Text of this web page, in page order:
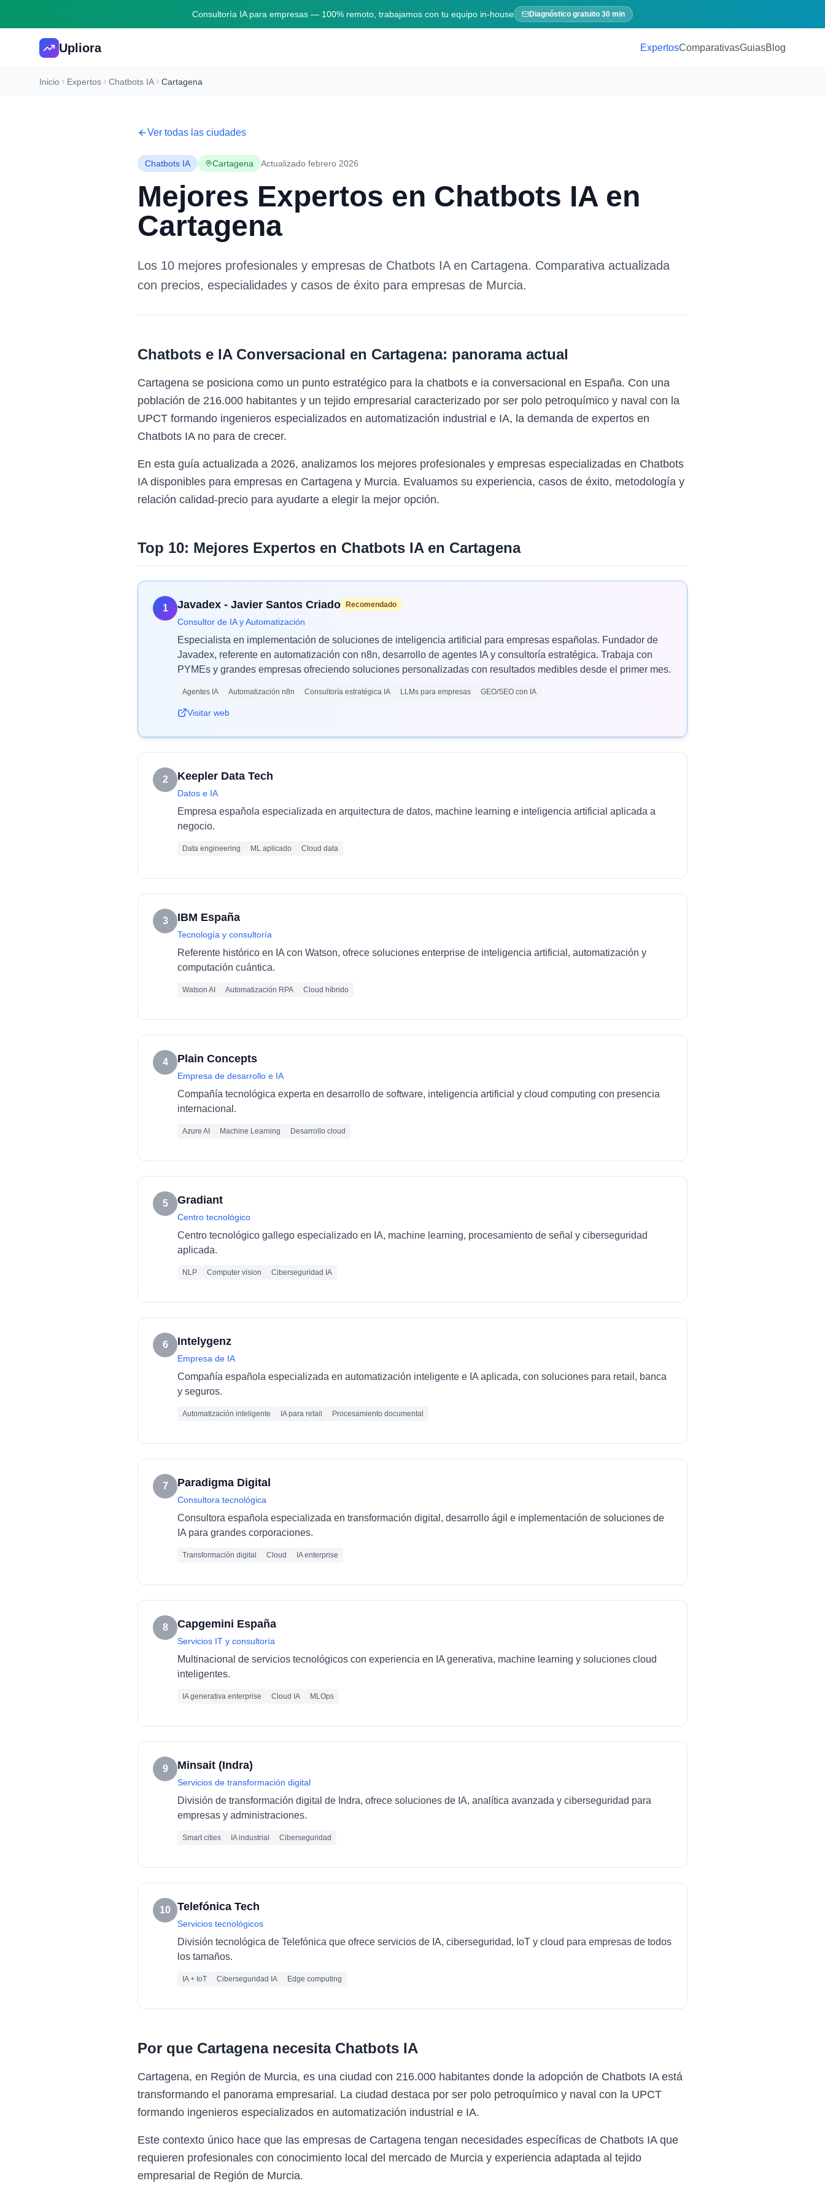
Consultoría IA para empresas — 100% remoto, trabajamos con tu equipo in-house Diagnóstico gratuito 30 min
Upliora ExpertosComparativasGuiasBlog
Inicio Expertos Chatbots IA Cartagena
Ver todas las ciudades
Chatbots IA Cartagena Actualizado febrero 2026
Mejores Expertos en Chatbots IA en
Cartagena
Los 10 mejores profesionales y empresas de Chatbots IAen Cartagena. Comparativa actualizada
con precios, especialidades y casos de éxito para empresas de Murcia.
Chatbots e IA Conversacional en Cartagena: panorama actual
Cartagena se posiciona como un punto estratégico para la chatbots e ia conversacional en España. Con una
población de 216.000 habitantes y un tejido empresarial caracterizado por ser polo petroquímico y naval con la
UPCT formando ingenieros especializados en automatización industrial e IA, la demanda de expertos en
Chatbots IA no para de crecer.
En esta guía actualizada a 2026, analizamos los mejores profesionales y empresas especializadas en Chatbots
IA disponibles para empresas en Cartagena y Murcia. Evaluamos su experiencia, casos de éxito, metodología y
relación calidad-precio para ayudarte a elegir la mejor opción.
Top 10: Mejores Expertos en Chatbots IAen Cartagena
1 Javadex - Javier Santos Criado Recomendado
Consultor de IA y Automatización
Especialista en implementación de soluciones de inteligencia artificial para empresas españolas. Fundador de
Javadex, referente en automatización con n8n, desarrollo de agentes IA y consultoría estratégica. Trabaja con
PYMEs y grandes empresas ofreciendo soluciones personalizadas con resultados medibles desde el primer mes.
Agentes IA Automatización n8n Consultoría estratégica IA LLMs para empresas GEO/SEO con IA
Visitar web
2 Keepler Data Tech
Datos e IA
Empresa española especializada en arquitectura de datos, machine learning e inteligencia artificial aplicada a
negocio.
Data engineering ML aplicado Cloud data
3 IBM España
Tecnología y consultoría
Referente histórico en IA con Watson, ofrece soluciones enterprise de inteligencia artificial, automatización y
computación cuántica.
Watson AI Automatización RPA Cloud híbrido
4 Plain Concepts
Empresa de desarrollo e IA
Compañía tecnológica experta en desarrollo de software, inteligencia artificial y cloud computing con presencia
internacional.
Azure AI Machine Learning Desarrollo cloud
5 Gradiant
Centro tecnológico
Centro tecnológico gallego especializado en IA, machine learning, procesamiento de señal y ciberseguridad
aplicada.
NLP Computer vision Ciberseguridad IA
6 Intelygenz
Empresa de IA
Compañía española especializada en automatización inteligente e IA aplicada, con soluciones para retail, banca
y seguros.
Automatización inteligente IA para retail Procesamiento documental
7 Paradigma Digital
Consultora tecnológica
Consultora española especializada en transformación digital, desarrollo ágil e implementación de soluciones de
IA para grandes corporaciones.
Transformación digital Cloud IA enterprise
8 Capgemini España
Servicios IT y consultoría
Multinacional de servicios tecnológicos con experiencia en IA generativa, machine learning y soluciones cloud
inteligentes.
IA generativa enterprise Cloud IA MLOps
9 Minsait (Indra)
Servicios de transformación digital
División de transformación digital de Indra, ofrece soluciones de IA, analítica avanzada y ciberseguridad para
empresas y administraciones.
Smart cities IA industrial Ciberseguridad
10 Telefónica Tech
Servicios tecnológicos
División tecnológica de Telefónica que ofrece servicios de IA, ciberseguridad, IoT y cloud para empresas de todos
los tamaños.
IA + IoT Ciberseguridad IA Edge computing
Por que Cartagenanecesita Chatbots IA
Cartagena, en Región de Murcia, es una ciudad con 216.000 habitantes donde la adopción de Chatbots IA está
transformando el panorama empresarial. La ciudad destaca por ser polo petroquímico y naval con la UPCT
formando ingenieros especializados en automatización industrial e IA.
Este contexto único hace que las empresas de Cartagena tengan necesidades específicas de Chatbots IA que
requieren profesionales con conocimiento local del mercado de Murcia y experiencia adaptada al tejido
empresarial de Región de Murcia.